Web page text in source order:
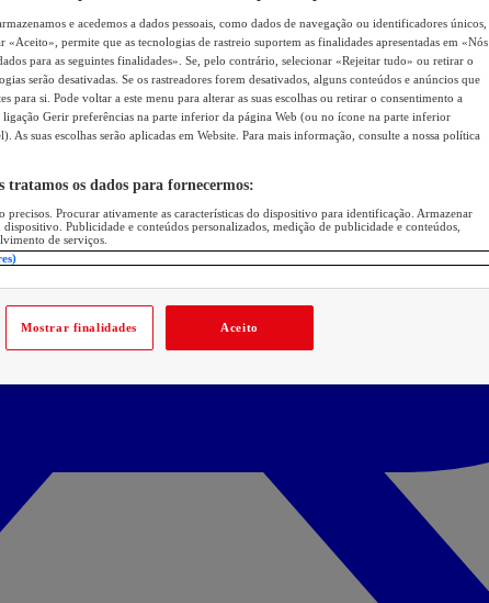
e acedemos a dados pessoais, como dados de navegação ou identificadores únicos,
«Aceito», permite que as tecnologias de rastreio suportem as finalidades apresentadas em «Nós
para as seguintes finalidades». Se, pelo contrário, selecionar «Rejeitar tudo» ou retirar o
serão desativadas. Se os rastreadores forem desativados, alguns conteúdos e anúncios que
para si. Pode voltar a este menu para alterar as suas escolhas ou retirar o consentimento a
Gerir preferências na parte inferior da página Web (ou no ícone na parte inferior
As suas escolhas serão aplicadas em Website. Para mais informação, consulte a nossa política
tratamos os dados para fornecermos:
precisos. Procurar ativamente as características do dispositivo para identificação. Armazenar
Publicidade e conteúdos personalizados, medição de publicidade e conteúdos,
de serviços.
Mostrar finalidades Aceito